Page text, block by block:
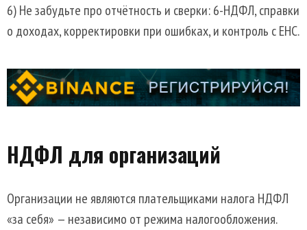
6) Не забудьте про отчётность и сверки: 6-НДФЛ, справки
о доходах, корректировки при ошибках, и контроль с ЕНС.
НДФЛ для организаций
Организации не являются плательщиками налога НДФЛ
«за себя» — независимо от режима налогообложения.